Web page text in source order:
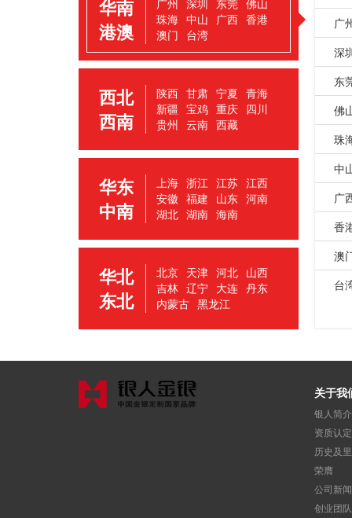
华南
港澳
珠海 中山 广西 香港
澳门 台湾
西北
西南
陕西 甘肃 宁夏 青海
新疆 宝鸡 重庆 四川
贵州 云南 西藏
华东
中南
上海 浙江 江苏 江西
安徽 福建 山东 河南
湖北 湖南 海南
华北
东北
北京 天津 河北 山西
吉林 辽宁 大连 丹东
内蒙古 黑龙江
广
深
东
佛
珠
中
广
香
澳
台
关于我
银人简介
资质认定
历史及
荣膺
公司新
创业团队